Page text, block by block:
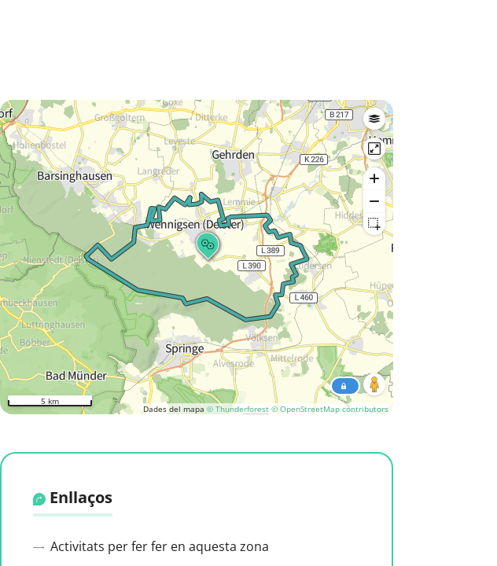
Dades del mapa © Thunderforest © OpenStreetMap contributors
5 km
Enllaços
Activitats per fer fer en aquesta zona